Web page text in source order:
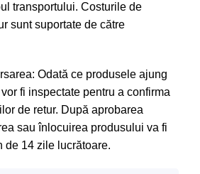
transportului. Costurile de
sunt suportate de către
Odată ce produsele ajung
fi inspectate pentru a confirma
de retur. După aprobarea
sau înlocuirea produsului va fi
de 14 zile lucrătoare.